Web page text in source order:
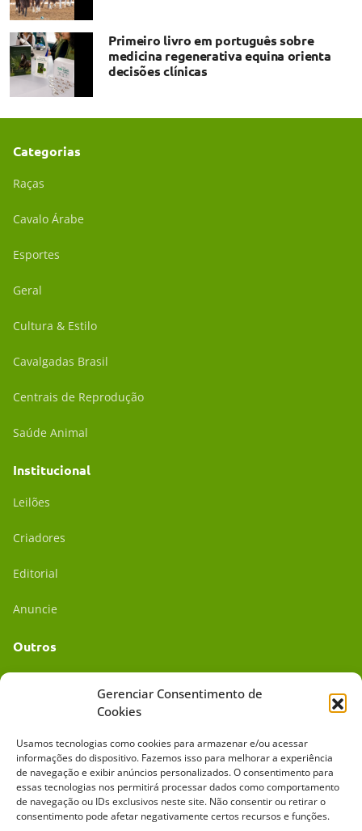
Gerenciar Consentimento de
Cookies
Usamos tecnologias como cookies para armazenar e/ou acessar
informações do dispositivo. Fazemos isso para melhorar a experiência
de navegação e exibir anúncios personalizados. O consentimento para
essas tecnologias nos permitirá processar dados como comportamento
de navegação ou IDs exclusivos neste site. Não consentir ou retirar o
consentimento pode afetar negativamente certos recursos e funções.
Primeiro livro em português sobre
medicina regenerativa equina orienta
decisões clínicas
Categorias
Raças
Cavalo Árabe
Esportes
Geral
Cultura & Estilo
Cavalgadas Brasil
Centrais de Reprodução
Saúde Animal
Institucional
Leilões
Criadores
Editorial
Anuncie
Outros
Mídia Kit